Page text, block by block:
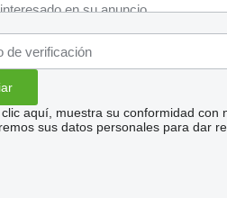
aquí, muestra su conformidad con
sus datos personales para dar